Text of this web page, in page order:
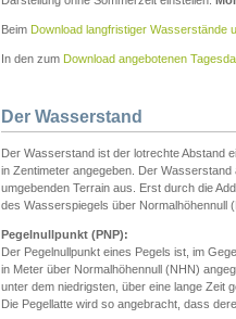
Beim Download langfristiger Wasserstände
In den zum Download angebotenen
Der Wasserstand
Der Wasserstand ist der lotrechte Abstand
in Zentimeter angegeben. Der
umgebenden Terrain aus. Erst durch die
des Wasserspiegels über Normalhöhennull
Pegelnullpunkt (PNP):
Der Pegelnullpunkt eines Pegels ist, im
in Meter über Normalhöhennull (NHN)
unter dem niedrigsten, über eine lange Zeit
Die Pegellatte wird so angebracht, dass